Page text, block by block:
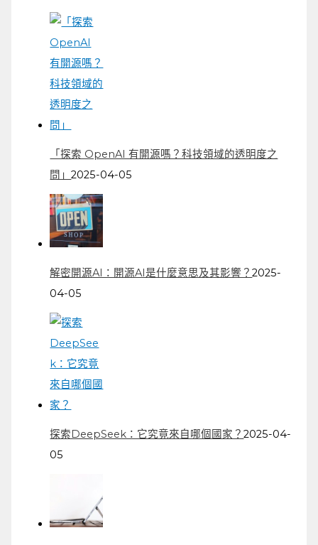
「探索 OpenAI 有開源嗎？科技領域的透明度之
問」2025-04-05
解密開源AI：開源AI是什麼意思及其影響？2025-
04-05
探索DeepSeek：它究竟來自哪個國家？2025-04-
05